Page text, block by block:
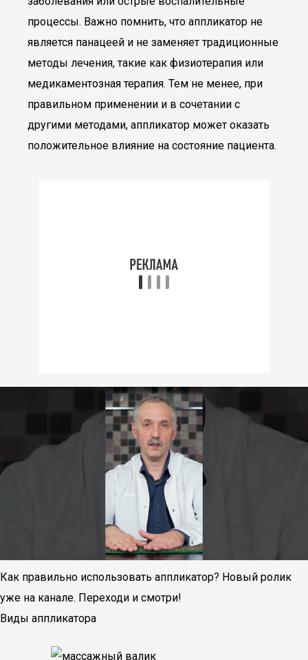
процессы. Важно помнить, что аппликатор не
является панацеей и не заменяет традиционные
методы лечения, такие как физиотерапия или
медикаментозная терапия. Тем не менее, при
правильном применении и в сочетании с
другими методами, аппликатор может оказать
положительное влияние на состояние пациента.
Как правильно использовать аппликатор? Новый ролик
уже на канале. Переходи и смотри!
Виды аппликатора